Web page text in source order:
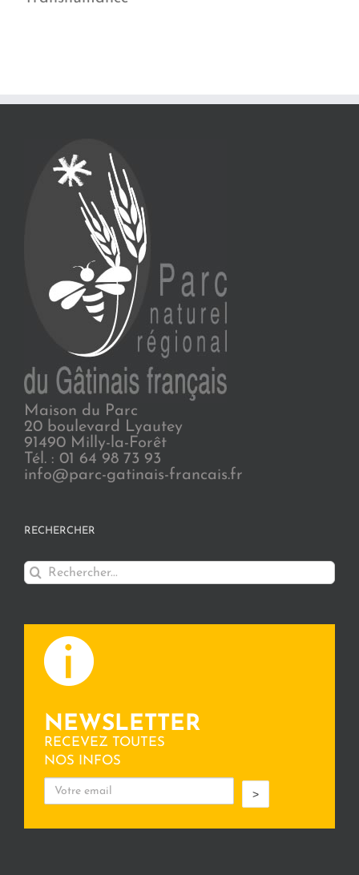
Maison du Parc
20 boulevard Lyautey
91490 Milly-la-Forêt
Tél. : 01 64 98 73 93
info@parc-gatinais-francais.fr
RECHERCHER
Rechercher:
NEWSLETTER
RECEVEZ TOUTES
NOS INFOS
>